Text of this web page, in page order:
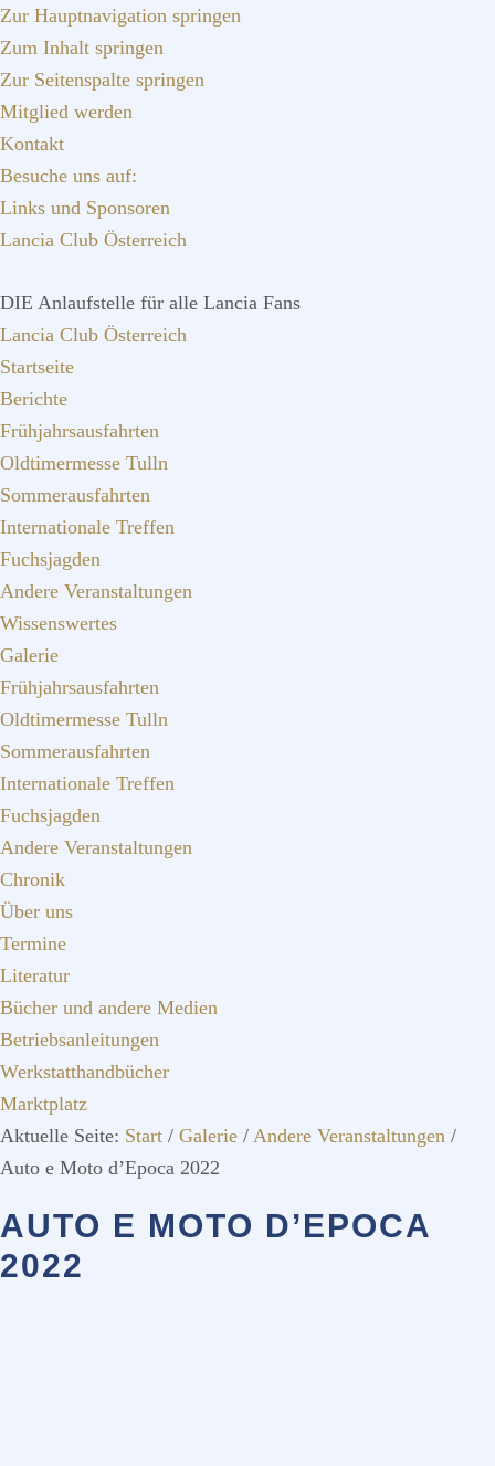
Zur Hauptnavigation springen
Zum Inhalt springen
Zur Seitenspalte springen
Mitglied werden
Kontakt
Besuche uns auf:
Links und Sponsoren
Lancia Club Österreich
DIE Anlaufstelle für alle Lancia Fans
Lancia Club Österreich
Startseite
Berichte
Frühjahrsausfahrten
Oldtimermesse Tulln
Sommerausfahrten
Internationale Treffen
Fuchsjagden
Andere Veranstaltungen
Wissenswertes
Galerie
Frühjahrsausfahrten
Oldtimermesse Tulln
Sommerausfahrten
Internationale Treffen
Fuchsjagden
Andere Veranstaltungen
Chronik
Über uns
Termine
Literatur
Bücher und andere Medien
Betriebsanleitungen
Werkstatthandbücher
Marktplatz
Aktuelle Seite: Start / Galerie / Andere Veranstaltungen /
Auto e Moto d’Epoca 2022
AUTO E MOTO D’EPOCA
2022